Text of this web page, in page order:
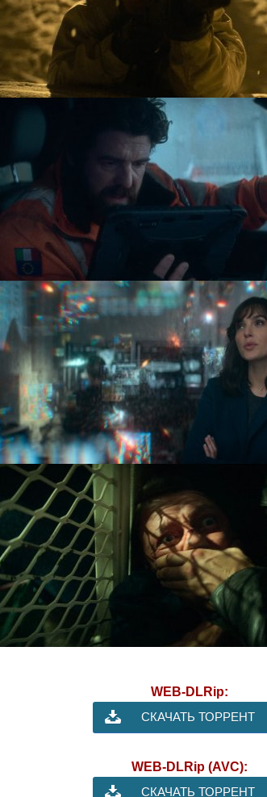
WEB-DLRip:
СКАЧАТЬ ТОРРЕНТ
WEB-DLRip (AVC):
СКАЧАТЬ ТОРРЕНТ